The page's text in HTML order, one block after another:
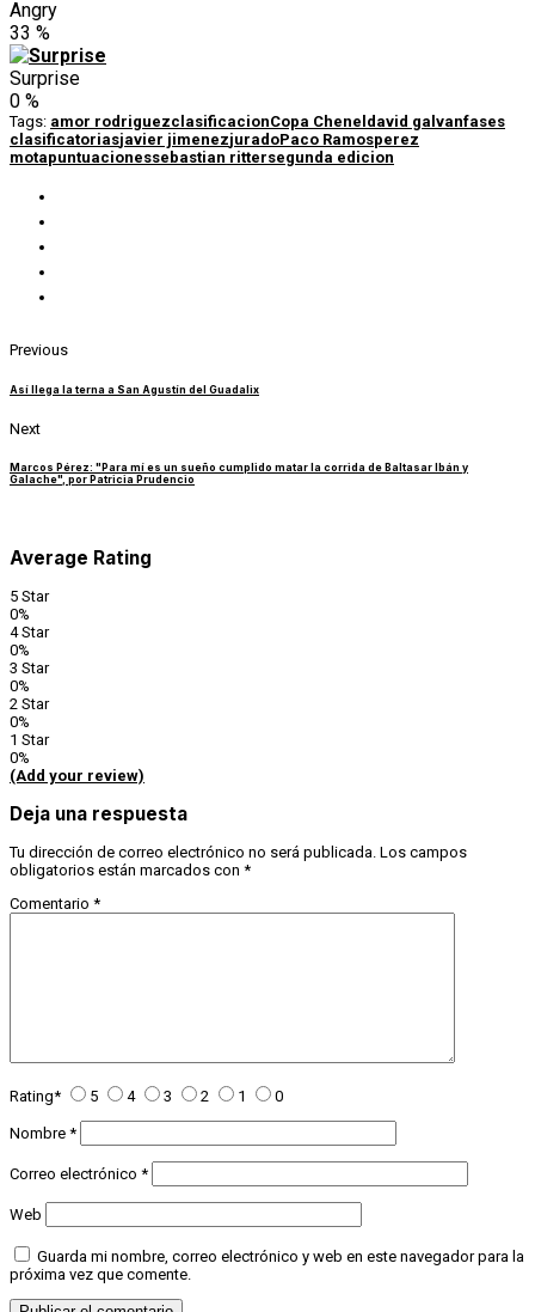
Angry
33 %
Surprise
0 %
Tags: amor rodriguezclasificacionCopa Chenel david galvanfases
clasificatoriasjavier jimenezjuradoPaco Ramosperez
motapuntuacionessebastian rittersegunda edicion
Previous
Así llega la terna a San Agustín del Guadalix
Next
Marcos Pérez: "Para mí es un sueño cumplido matar la corrida de Baltasar Ibán y
Galache", por Patricia Prudencio
Average Rating
5 Star
0%
4 Star
0%
3 Star
0%
2 Star
0%
1 Star
0%
(Add your review)
Deja una respuesta
Tu dirección de correo electrónico no será publicada. Los campos
obligatorios están marcados con *
Comentario *
Rating* 5 4 3 2 1 0
Nombre *
Correo electrónico *
Web
Guarda mi nombre, correo electrónico y web en este navegador para la
próxima vez que comente.